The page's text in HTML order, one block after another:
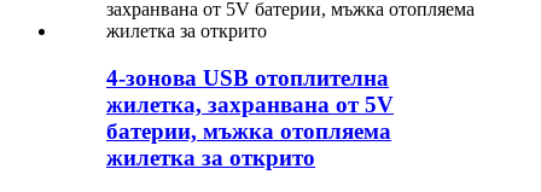
4-зонова USB отоплителна
жилетка, захранвана от 5V
батерии, мъжка отопляема
жилетка за открито